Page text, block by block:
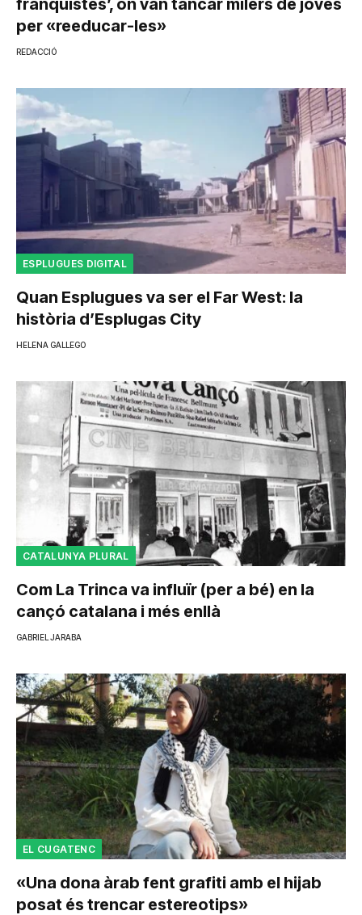
franquistes’, on van tancar milers de joves
per «reeducar-les»
REDACCIÓ
ESPLUGUES DIGITAL
Quan Esplugues va ser el Far West: la
història d’Esplugas City
HELENA GALLEGO
CATALUNYA PLURAL
Com La Trinca va influïr (per a bé) en la
cançó catalana i més enllà
GABRIEL JARABA
EL CUGATENC
«Una dona àrab fent grafiti amb el hijab
posat és trencar estereotips»